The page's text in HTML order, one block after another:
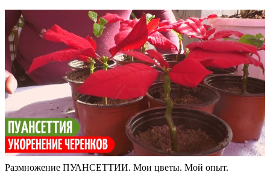
Размножение ПУАНСЕТТИИ. Мои цветы. Мой опыт.